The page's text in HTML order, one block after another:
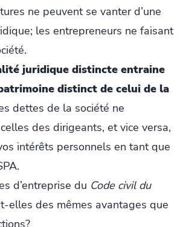
ne peuvent se vanter d’une
les entrepreneurs ne faisant
juridique distincte entraine
distinct de celui de la
dettes de la société ne
des dirigeants, et vice versa,
intérêts personnels en tant que
d’entreprise du Code civil du
elles des mêmes avantages que